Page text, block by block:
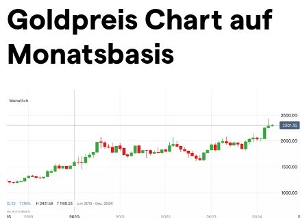
Goldpreis Chart auf
Monatsbasis